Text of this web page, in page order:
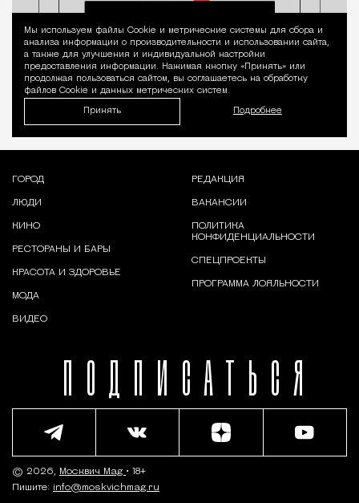
Уведомление
Мы используем файлы Сookie и метрические системы для сбора и
анализа информации о производительности и использовании сайта,
а также для улучшения и индивидуальной настройки
предоставления информации. Нажимая кнопку «Принять» или
продолжая пользоваться сайтом, вы соглашаетесь на обработку
файлов Cookie и данных метрических систем.
Принять Подробнее
ПОДПИСАТЬСЯ
ГОРОД
ЛЮДИ
КИНО
РЕСТОРАНЫ И БАРЫ
КРАСОТА И ЗДОРОВЬЕ
МОДА
ВИДЕО
РЕДАКЦИЯ
ВАКАНСИИ
ПОЛИТИКА
КОНФИДЕНЦИАЛЬНОСТИ
СПЕЦПРОЕКТЫ
ПРОГРАММА ЛОЯЛЬНОСТИ
© 2026, Москвич Mag • 18+
Пишите: info@moskvichmag.ru